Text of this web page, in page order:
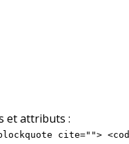
et attributs :
cite="">